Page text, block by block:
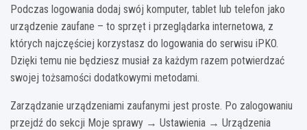
Podczas logowania dodaj swój komputer, tablet lub telefon jako
urządzenie zaufane – to sprzęt i przeglądarka internetowa, z
których najczęściej korzystasz do logowania do serwisu iPKO.
Dzięki temu nie będziesz musiał za każdym razem potwierdzać
swojej tożsamości dodatkowymi metodami.
Zarządzanie urządzeniami zaufanymi jest proste. Po zalogowaniu
przejdź do sekcji Moje sprawy → Ustawienia → Urządzenia